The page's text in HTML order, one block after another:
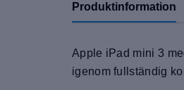
Produktinformation
Apple iPad mini 3
igenom fullständig